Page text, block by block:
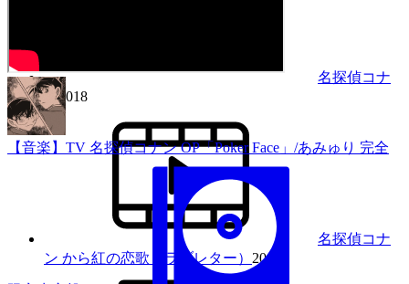
名探偵コナ
ン2018
名探偵コナ
ン から紅の恋歌（ラブレター） 2017
【音楽】TV 名探偵コナン OP「Poker Face」/あみゅり 完全